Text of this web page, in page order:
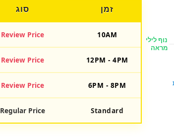
זמן סוג
10AM
Review Price
12PM - 4PM
Review Price
6PM - 8PM
Review Price
Standard
Regular Price